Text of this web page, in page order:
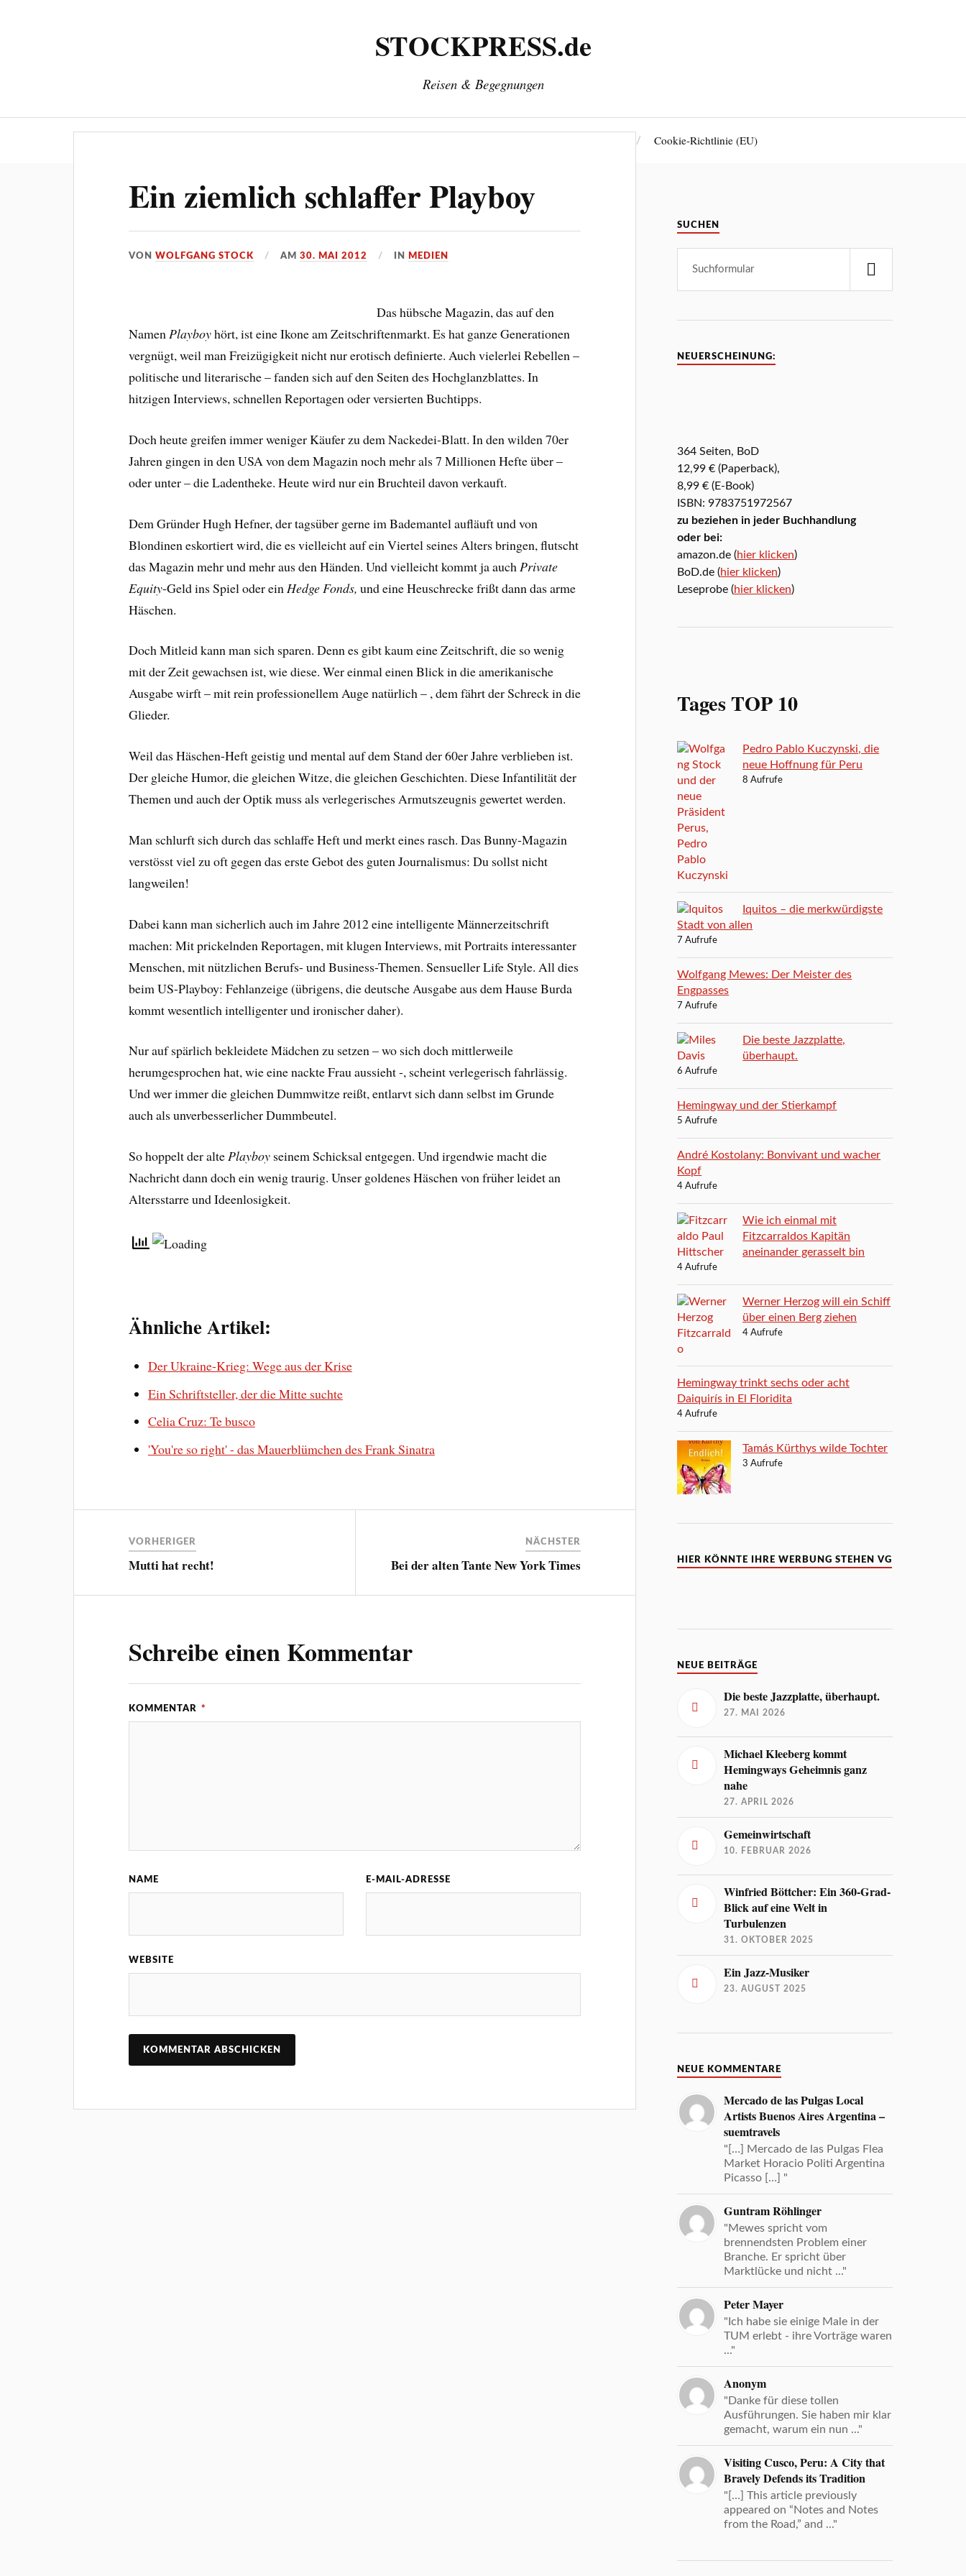
STOCKPRESS.de
Reisen & Begegnungen
Cookie-Richtlinie (EU)
Ein ziemlich schlaffer Playboy
VONWOLFGANG STOCK AM30. MAI 2012 IN MEDIEN
Das hübsche Magazin, das auf den
NamenPlayboyhört, ist eine Ikone am Zeitschriftenmarkt. Es hat ganze Generationen
vergnügt, weil man Freizügigkeit nicht nur erotisch definierte. Auch vielerlei Rebellen –
politische und literarische – fanden sich auf den Seiten des Hochglanzblattes. In
hitzigen Interviews, schnellen Reportagen oder versierten Buchtipps.
Doch heute greifen immer weniger Käufer zu dem Nackedei-Blatt. In den wilden 70er
Jahren gingen in den USA von dem Magazin noch mehr als 7 Millionen Hefte über –
oder unter – die Ladentheke. Heute wird nur ein Bruchteil davon verkauft.
Dem Gründer Hugh Hefner, der tagsüber gerne im Bademantel aufläuft und von
Blondinen eskortiert wird, die es vielleicht auf ein Viertel seines Alters bringen, flutscht
das Magazin mehr und mehr aus den Händen. Und vielleicht kommt ja auch Private
Equity-Geld ins Spiel oder ein Hedge Fonds, und eine Heuschrecke frißt dann das arme
Häschen.
Doch Mitleid kann man sich sparen. Denn es gibt kaum eine Zeitschrift, die so wenig
mit der Zeit gewachsen ist, wie diese. Wer einmal einen Blick in die amerikanische
Ausgabe wirft – mit rein professionellem Auge natürlich – , dem fährt der Schreck in die
Glieder.
Weil das Häschen-Heft geistig und mental auf dem Stand der 60er Jahre verblieben ist.
Der gleiche Humor, die gleichen Witze, die gleichen Geschichten. Diese Infantilität der
Themen und auch der Optik muss als verlegerisches Armutszeugnis gewertet werden.
Man schlurft sich durch das schlaffe Heft und merkt eines rasch. Das Bunny-Magazin
verstösst viel zu oft gegen das erste Gebot des guten Journalismus: Du sollst nicht
langweilen!
Dabei kann man sicherlich auch im Jahre 2012 eine intelligente Männerzeitschrift
machen: Mit prickelnden Reportagen, mit klugen Interviews, mit Portraits interessanter
Menschen, mit nützlichen Berufs- und Business-Themen. Sensueller Life Style. All dies
beim US-Playboy: Fehlanzeige (übrigens, die deutsche Ausgabe aus dem Hause Burda
kommt wesentlich intelligenter und ironischer daher).
Nur auf spärlich bekleidete Mädchen zu setzen – wo sich doch mittlerweile
herumgesprochen hat, wie eine nackte Frau aussieht -, scheint verlegerisch fahrlässig.
Und wer immer die gleichen Dummwitze reißt, entlarvt sich dann selbst im Grunde
auch als unverbesserlicher Dummbeutel.
So hoppelt der altePlayboy seinem Schicksal entgegen. Und irgendwie macht die
Nachricht dann doch ein wenig traurig. Unser goldenes Häschen von früher leidet an
Altersstarre und Ideenlosigkeit.
Ähnliche Artikel:
Der Ukraine-Krieg: Wege aus der Krise
Ein Schriftsteller, der die Mitte suchte
Celia Cruz: Te busco
'You're so right' - das Mauerblümchen des Frank Sinatra
VORHERIGER
Mutti hat recht!
NÄCHSTER
Bei der alten Tante New York Times
Schreibe einen Kommentar
KOMMENTAR *
NAME E-MAIL-ADRESSE
WEBSITE
SUCHEN
NEUERSCHEINUNG:
364 Seiten, BoD
12,99 € (Paperback),
8,99 € (E-Book)
ISBN: 9783751972567
zu beziehen in jeder Buchhandlung
oder bei:
amazon.de (hier klicken)
BoD.de (hier klicken)
Leseprobe (hier klicken)
Tages TOP 10
Pedro Pablo Kuczynski, die
neue Hoffnung für Peru
8 Aufrufe
Iquitos – die merkwürdigste
Stadt von allen
7 Aufrufe
Wolfgang Mewes: Der Meister des
Engpasses
7 Aufrufe
Die beste Jazzplatte,
überhaupt.
6 Aufrufe
Hemingway und der Stierkampf
5 Aufrufe
André Kostolany: Bonvivant und wacher
Kopf
4 Aufrufe
Wie ich einmal mit
Fitzcarraldos Kapitän
aneinander gerasselt bin
4 Aufrufe
Werner Herzog will ein Schiff
über einen Berg ziehen
4 Aufrufe
Hemingway trinkt sechs oder acht
Daiquirís in El Floridita
4 Aufrufe
Tamás Kürthys wilde Tochter
3 Aufrufe
HIER KÖNNTE IHRE WERBUNG STEHEN VG
NEUE BEITRÄGE
Die beste Jazzplatte, überhaupt.
27. MAI 2026
Michael Kleeberg kommt
Hemingways Geheimnis ganz
nahe
27. APRIL 2026
Gemeinwirtschaft
10. FEBRUAR 2026
Winfried Böttcher: Ein 360-Grad-
Blick auf eine Welt in
Turbulenzen
31. OKTOBER 2025
Ein Jazz-Musiker
23. AUGUST 2025
NEUE KOMMENTARE
Mercado de las Pulgas Local
Artists Buenos Aires Argentina –
suemtravels
"[…] Mercado de las Pulgas Flea
Market Horacio Politi Argentina
Picasso […] "
Guntram Röhlinger
"Mewes spricht vom
brennendsten Problem einer
Branche. Er spricht über
Marktlücke und nicht ..."
Peter Mayer
"Ich habe sie einige Male in der
TUM erlebt - ihre Vorträge waren
..."
Anonym
"Danke für diese tollen
Ausführungen. Sie haben mir klar
gemacht, warum ein nun ..."
Visiting Cusco, Peru: A City that
Bravely Defends its Tradition
"[…] This article previously
appeared on “Notes and Notes
from the Road,” and ..."